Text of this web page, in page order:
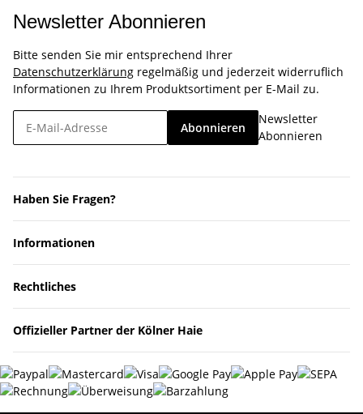
Newsletter Abonnieren
Bitte senden Sie mir entsprechend Ihrer
Datenschutzerklärung regelmäßig und jederzeit widerruflich
Informationen zu Ihrem Produktsortiment per E-Mail zu.
Abonnieren
Newsletter
Abonnieren
Haben Sie Fragen?
Informationen
Rechtliches
Offizieller Partner der Kölner Haie